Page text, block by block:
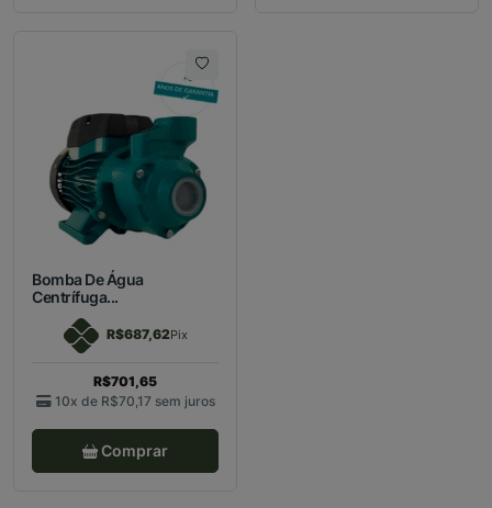
Bomba De Água
Centrífuga...
R$687,62Pix
R$701,65
10x de R$70,17 sem juros
Comprar